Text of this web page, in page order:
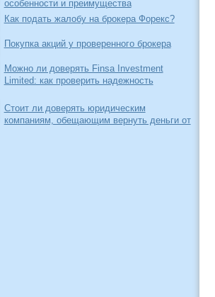
особенности и преимущества
Как подать жалобу на брокера Форекс?
Покупка акций у проверенного брокера
Можно ли доверять Finsa Investment
Limited: как проверить надежность
Стоит ли доверять юридическим
компаниям, обещающим вернуть деньги от